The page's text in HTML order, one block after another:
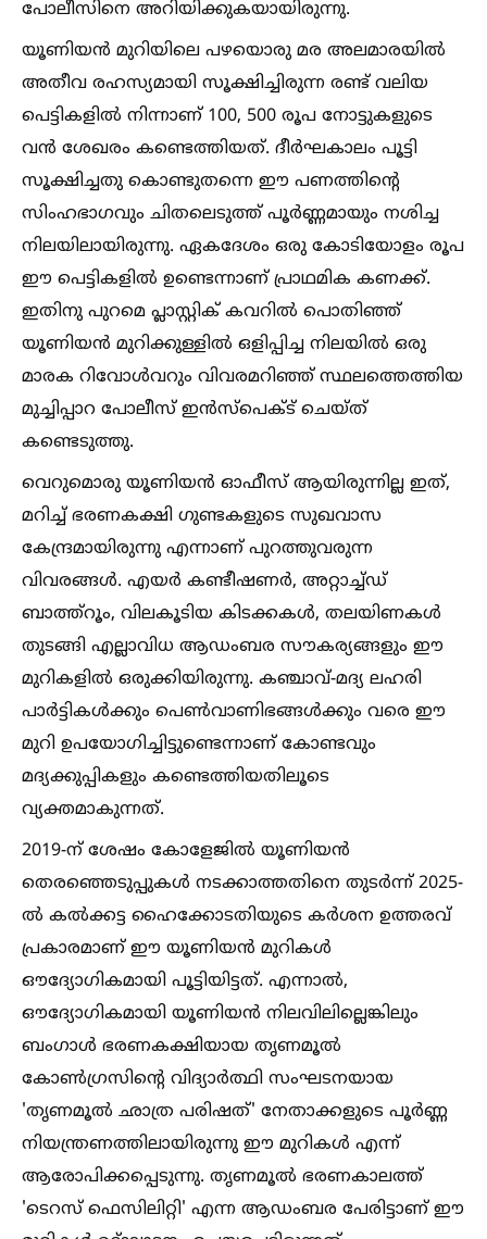
പോലീസിനെ അറിയിക്കുകയായിരുന്നു.
യൂണിയന്‍ മുറിയിലെ പഴയൊരു മര അലമാരയില്‍
അതീവ രഹസ്യമായി സൂക്ഷിച്ചിരുന്ന രണ്ട് വലിയ
പെട്ടികളില്‍ നിന്നാണ് 100, 500 രൂപ നോട്ടുകളുടെ
വന്‍ ശേഖരം കണ്ടെത്തിയത്. ദീര്‍ഘകാലം പൂട്ടി
സൂക്ഷിച്ചതു കൊണ്ടുതന്നെ ഈ പണത്തിന്റെ
സിംഹഭാഗവും ചിതലെടുത്ത് പൂര്‍ണ്ണമായും നശിച്ച
നിലയിലായിരുന്നു. ഏകദേശം ഒരു കോടിയോളം രൂപ
ഈ പെട്ടികളില്‍ ഉണ്ടെന്നാണ് പ്രാഥമിക കണക്ക്.
ഇതിനു പുറമെ പ്ലാസ്റ്റിക് കവറില്‍ പൊതിഞ്ഞ്
യൂണിയന്‍ മുറിക്കുള്ളില്‍ ഒളിപ്പിച്ച നിലയില്‍ ഒരു
മാരക റിവോള്‍വറും വിവരമറിഞ്ഞ് സ്ഥലത്തെത്തിയ
മുച്ചിപ്പാറ പോലീസ് ഇന്‍സ്‌പെക്‌ട് ചെയ്ത്
കണ്ടെടുത്തു.
വെറുമൊരു യൂണിയന്‍ ഓഫീസ് ആയിരുന്നില്ല ഇത്,
മറിച്ച്‌ ഭരണകക്ഷി ഗുണ്ടകളുടെ സുഖവാസ
കേന്ദ്രമായിരുന്നു എന്നാണ് പുറത്തുവരുന്ന
വിവരങ്ങള്‍. എയര്‍ കണ്ടീഷണര്‍, അറ്റാച്ച്‌ഡ്
ബാത്ത്‌റൂം, വിലകൂടിയ കിടക്കകള്‍, തലയിണകള്‍
തുടങ്ങി എല്ലാവിധ ആഡംബര സൗകര്യങ്ങളും ഈ
മുറികളില്‍ ഒരുക്കിയിരുന്നു. കഞ്ചാവ്-മദ്യ ലഹരി
പാര്‍ട്ടികള്‍ക്കും പെണ്‍വാണിഭങ്ങള്‍ക്കും വരെ ഈ
മുറി ഉപയോഗിച്ചിട്ടുണ്ടെന്നാണ് കോണ്ടവും
മദ്യക്കുപ്പികളും കണ്ടെത്തിയതിലൂടെ
വ്യക്തമാകുന്നത്.
2019-ന് ശേഷം കോളേജില്‍ യൂണിയന്‍
തെരഞ്ഞെടുപ്പുകള്‍ നടക്കാത്തതിനെ തുടര്‍ന്ന് 2025-
ല്‍ കല്‍ക്കട്ട ഹൈക്കോടതിയുടെ കര്‍ശന ഉത്തരവ്
പ്രകാരമാണ് ഈ യൂണിയന്‍ മുറികള്‍
ഔദ്യോഗികമായി പൂട്ടിയിട്ടത്. എന്നാല്‍,
ഔദ്യോഗികമായി യൂണിയന്‍ നിലവിലില്ലെങ്കിലും
ബംഗാള്‍ ഭരണകക്ഷിയായ തൃണമൂല്‍
കോണ്‍ഗ്രസിന്റെ വിദ്യാര്‍ത്ഥി സംഘടനയായ
'തൃണമൂല്‍ ഛാത്ര പരിഷത്' നേതാക്കളുടെ പൂര്‍ണ്ണ
നിയന്ത്രണത്തിലായിരുന്നു ഈ മുറികള്‍ എന്ന്
ആരോപിക്കപ്പെടുന്നു. തൃണമൂല്‍ ഭരണകാലത്ത്
'ടെറസ് ഫെസിലിറ്റി' എന്ന ആഡംബര പേരിട്ടാണ് ഈ